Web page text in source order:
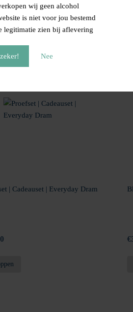
wij geen alcohol
is niet voor jou bestemd
legitimatie zien bij aflevering
Nee
gerenommeerde distilleerderijen.
| Cadeauset | Everyday Dram
€